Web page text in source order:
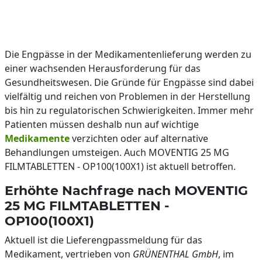
Die Engpässe in der Medikamentenlieferung werden zu
einer wachsenden Herausforderung für das
Gesundheitswesen. Die Gründe für Engpässe sind dabei
vielfältig und reichen von Problemen in der Herstellung
bis hin zu regulatorischen Schwierigkeiten. Immer mehr
Patienten müssen deshalb nun auf wichtige
Medikamenteverzichten oder auf alternative
Behandlungen umsteigen. Auch MOVENTIG 25 MG
FILMTABLETTEN - OP100(100X1) ist aktuell betroffen.
Erhöhte Nachfrage nach MOVENTIG
25 MG FILMTABLETTEN -
OP100(100X1)
Aktuell ist die Lieferengpassmeldung für das
Medikament, vertrieben von GRÜNENTHAL GmbH, im